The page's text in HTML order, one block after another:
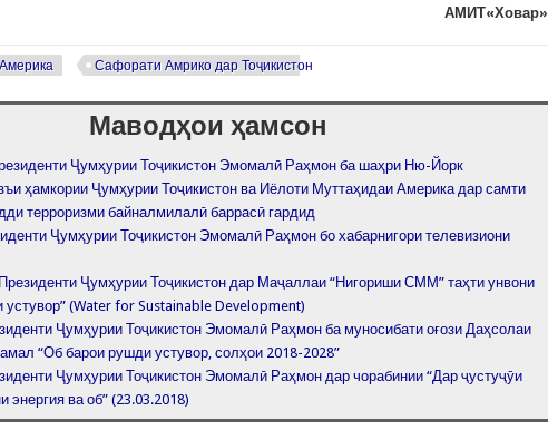
АМИТ«Ховар»
Америка Сафорати Амрико дар Тоҷикистон
Маводҳои ҳамсон
Ҷумҳурии Тоҷикистон Эмомалӣ Раҳмон ба шаҳри Ню-Йорк
ҳамкории Ҷумҳурии Тоҷикистон ва Иёлоти Муттаҳидаи Америка дар самти
терроризми байналмилалӣ баррасӣ гардид
Ҷумҳурии Тоҷикистон Эмомалӣ Раҳмон бо хабарнигори телевизиони
Ҷумҳурии Тоҷикистон дар Маҷаллаи “Нигориши СММ” таҳти унвони
(Water for Sustainable Development)
Ҷумҳурии Тоҷикистон Эмомалӣ Раҳмон ба муносибати оғози Даҳсолаи
“Об барои рушди устувор, солҳои 2018-2028”
Ҷумҳурии Тоҷикистон Эмомалӣ Раҳмон дар чорабинии “Дар ҷустуҷӯи
энергия ва об” (23.03.2018)